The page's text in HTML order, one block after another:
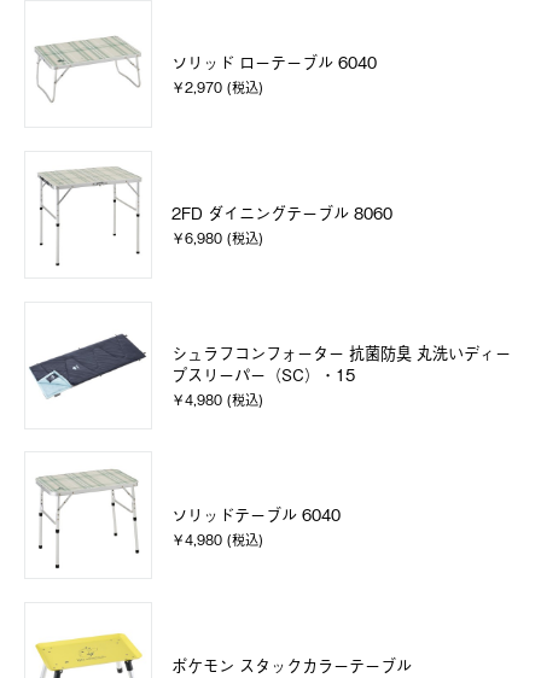
ソリッド ローテーブル 6040
￥2,970 (税込)
2FD ダイニングテーブル 8060
￥6,980 (税込)
シュラフコンフォーター 抗菌防臭 丸洗いディー
プスリーパー（SC）・15
￥4,980 (税込)
ソリッドテーブル 6040
￥4,980 (税込)
ポケモン スタックカラーテーブル